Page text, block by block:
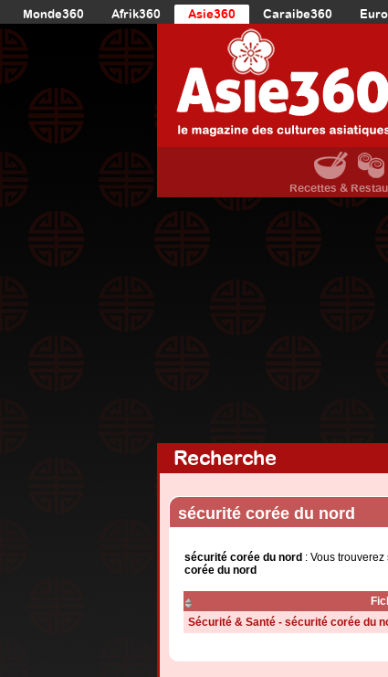
Monde360 Afrik360 Asie360 Caraibe360
Recettes &
Recherche
sécurité corée du nord
sécurité corée du nord : Vous
corée du nord
Sécurité & Santé - sécurité corée du